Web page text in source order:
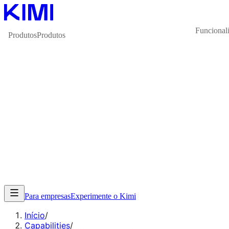
ProdutosProdutos
Para empresasExperimente o Kimi
Início/
Capabilities/